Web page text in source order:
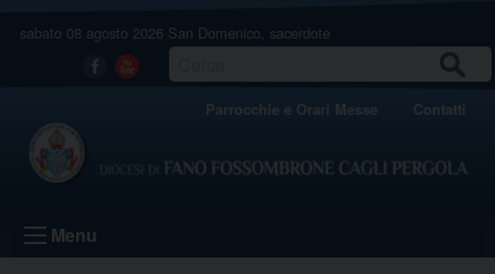
sabato 08 agosto 2026 San Domenico, sacerdote
Facebook
Youtube
Parrocchie e Orari Messe Contatti
Menu